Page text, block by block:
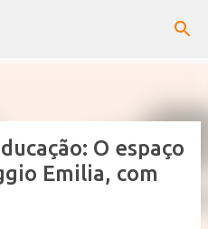
principal
O espaço
Emilia, com